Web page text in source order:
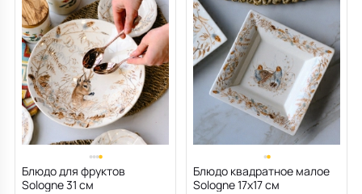
Блюдо для фруктов
Sologne 31 см
Блюдо квадратное малое
Sologne 17х17 см